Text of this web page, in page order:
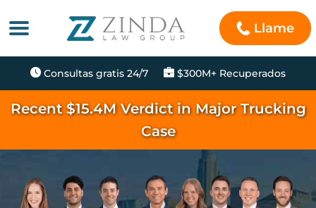
Llame
Consultas gratis 24/7 $300M+ Recuperados
Recent $15.4M Verdict in Major Trucking
Case